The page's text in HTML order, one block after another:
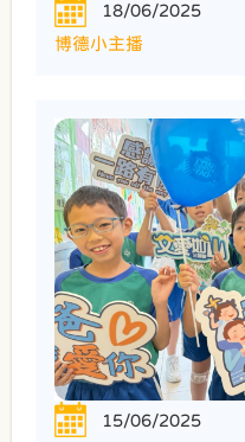
18/06/2025
博德小主播
15/06/2025